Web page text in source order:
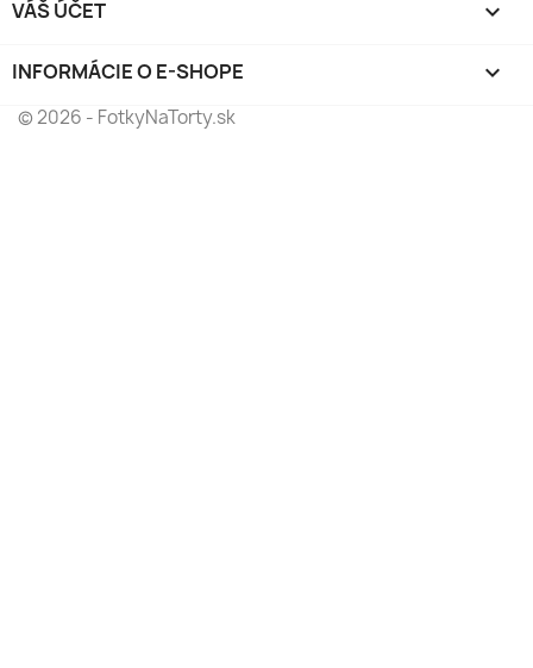
VÁŠ ÚČET 
INFORMÁCIE O E-SHOPE keyboard_arrow_down
© 2026 - FotkyNaTorty.sk